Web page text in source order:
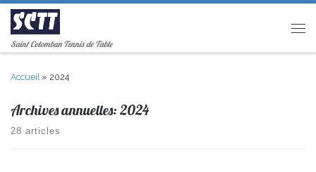
Passer au contenu
Saint Colomban Tennis de Table
Accueil » 2024
Archives annuelles: 2024
28 articles